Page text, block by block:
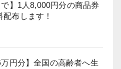
で】1人8,000円分の商品券
布します！
万円分】全国の高齢者へ生